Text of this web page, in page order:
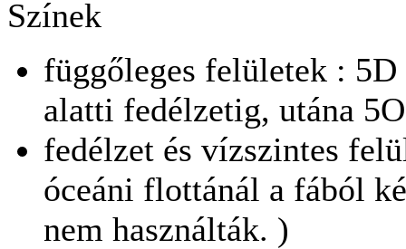
Színek
függőleges felületek :
alatti fedélzetig, utána
fedélzet és vízszintes
óceáni flottánál a fából
nem használták. )